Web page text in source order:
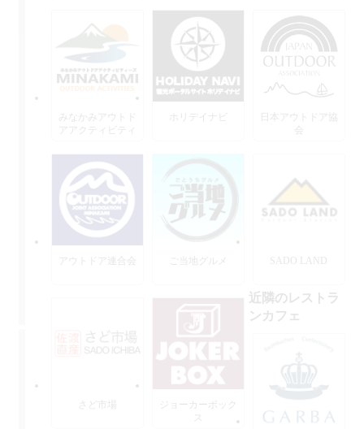
みなかみアウトド
アアクティビティ
ホリデイナビ
日本アウトドア協
会
アウトドア連合会 ご当地グルメ SADO LAND
さど市場
ジョーカーボック
ス
近隣のレストラ
ンカフェ